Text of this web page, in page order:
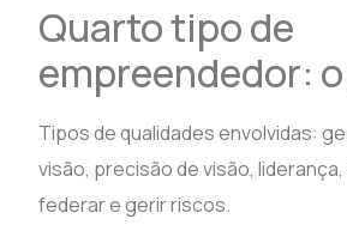
Quarto tipo de
empreendedor:
Tipos de qualidades envolvidas:
visão, precisão de visão,
federar e gerir riscos.